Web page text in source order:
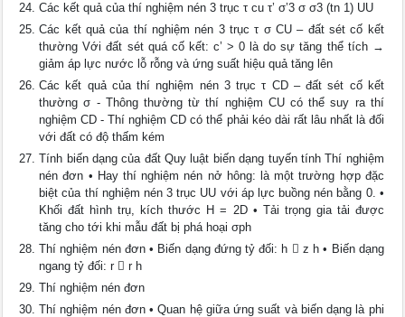
Các kết quả của thí nghiệm nén 3 trục τ cu τ’ σ’3 σ σ3 (tn 1) UU
Các kết quả của thí nghiệm nén 3 trục τ σ CU – đất sét cố kết
thường Với đất sét quá cố kết: c’ > 0 là do sự tăng thể tích →
giảm áp lực nước lỗ rỗng và ứng suất hiệu quả tăng lên
Các kết quả của thí nghiệm nén 3 trục τ CD – đất sét cố kết
thường σ - Thông thường từ thí nghiệm CU có thể suy ra thí
nghiệm CD - Thí nghiệm CD có thể phải kéo dài rất lâu nhất là đối
với đất có độ thấm kém
Tính biến dạng của đất Quy luật biến dạng tuyến tính Thí nghiệm
nén đơn • Hay thí nghiệm nén nở hông: là một trường hợp đặc
biệt của thí nghiệm nén 3 trục UU với áp lực buồng nén bằng 0. •
Khối đất hình trụ, kích thước H = 2D • Tải trọng gia tải được
tăng cho tới khi mẫu đất bị phá hoại σph
Thí nghiệm nén đơn • Biến dạng đứng tỷ đối: h  z h • Biến dạng
ngang tỷ đối: r  r h
Thí nghiệm nén đơn
Thí nghiệm nén đơn • Quan hệ giữa ứng suất và biến dạng là phi